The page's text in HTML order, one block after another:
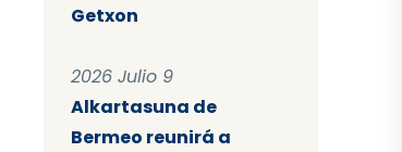
Getxon
2026 Julio 9
Alkartasuna de
Bermeo reunirá a